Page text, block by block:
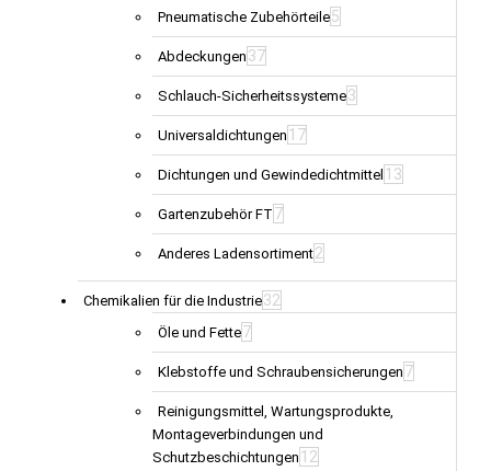
Pneumatische Zubehörteile5
Abdeckungen 37
Schlauch-Sicherheitssysteme3
Universaldichtungen 17
Dichtungen und Gewindedichtmittel 13
Gartenzubehör FT 7
Anderes Ladensortiment2
Chemikalien für die Industrie32
Öle und Fette7
Klebstoffe und Schraubensicherungen 7
Reinigungsmittel, Wartungsprodukte,
Montageverbindungen und
Schutzbeschichtungen 12